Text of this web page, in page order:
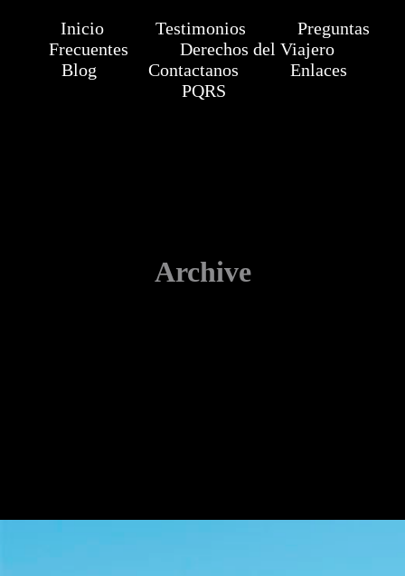
Inicio Testimonios
Preguntas
Frecuentes
Derechos del Viajero
Blog
Contactanos
Enlaces
PQRS
Archive